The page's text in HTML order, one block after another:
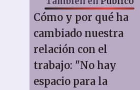
Cómo y por qué ha
cambiado nuestra
relación con el
trabajo: "No hay
espacio para la